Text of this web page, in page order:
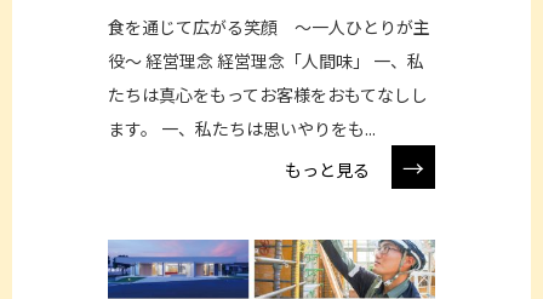
食を通じて広がる笑顔 ～一人ひとりが主
役～ 経営理念 経営理念「人間味」 一、私
たちは真心をもってお客様をおもてなしし
ます。 一、私たちは思いやりをも...
もっと見る
→